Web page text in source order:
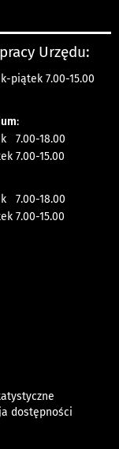
Urzędu:
piątek 7.00-15.00
:
7.00-18.00
7.00-15.00
7.00-18.00
7.00-15.00
dostępności